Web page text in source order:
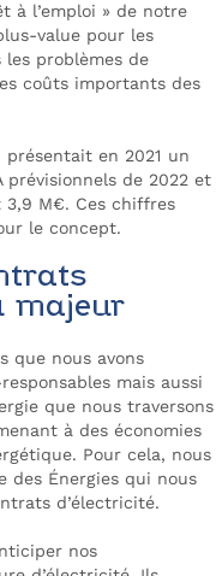
à l’emploi » de notre
value pour les
problèmes de
coûts importants des
présentait en 2021 un
prévisionnels de 2022 et
3,9 M€. Ces chiffres
le concept.
majeur
que nous avons
mais aussi
que nous traversons
à des économies
Pour cela, nous
des Énergies qui nous
d’électricité.
nos